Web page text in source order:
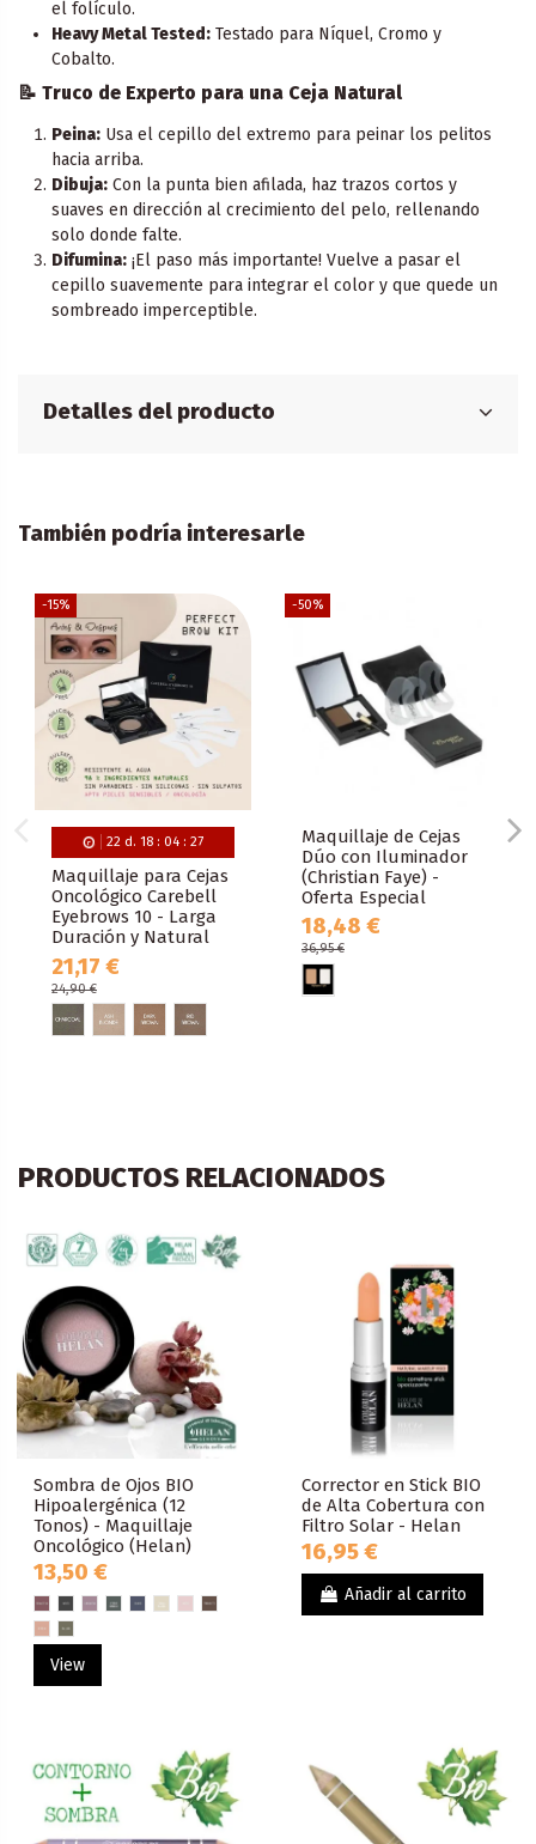
el folículo.
Heavy Metal Tested: Testado para Níquel, Cromo y
Cobalto.
📝 Truco de Experto para una Ceja Natural
Peina: Usa el cepillo del extremo para peinar los pelitos
hacia arriba.
Dibuja: Con la punta bien afilada, haz trazos cortos y
suaves en dirección al crecimiento del pelo, rellenando
solo donde falte.
Difumina: ¡El paso más importante! Vuelve a pasar el
cepillo suavemente para integrar el color y que quede un
sombreado imperceptible.
Detalles del producto
También podría interesarle
-15%
22 d. 18 :04 :27
Maquillaje para Cejas
Oncológico Carebell
Eyebrows 10 - Larga
Duración y Natural
21,17 €
24,90 €
-50%
Maquillaje de Cejas
Dúo con Iluminador
(Christian Faye) -
Oferta Especial
18,48 €
36,95 €
PRODUCTOS RELACIONADOS
Sombra de Ojos BIO
Hipoalergénica (12
Tonos) - Maquillaje
Oncológico (Helan)
13,50 €
View
Corrector en Stick BIO
de Alta Cobertura con
Filtro Solar - Helan
16,95 €
Añadir al carrito